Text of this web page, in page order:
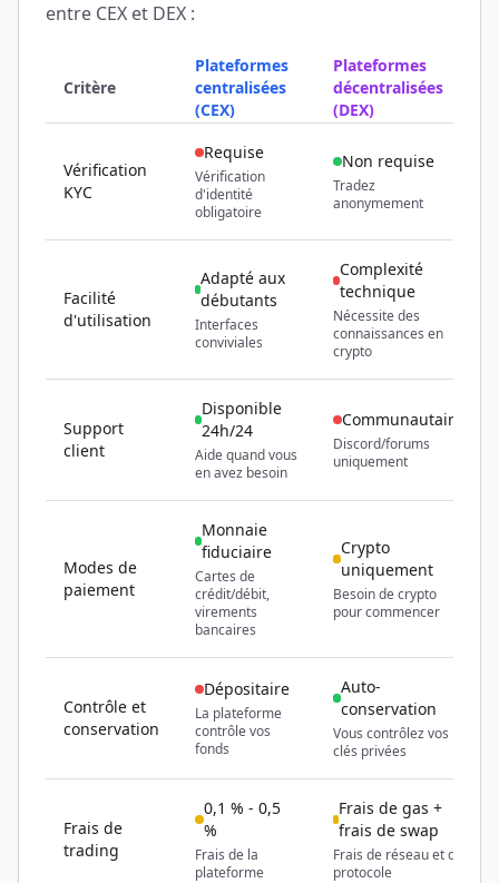
entre CEX et DEX :
Critère
Plateformes
centralisées
(CEX)
Plateformes
décentralisées
(DEX)
Vérification
KYC
Requise
Vérification
d'identité
obligatoire
Non requise
Tradez
anonymement
Facilité
d'utilisation
Adapté aux
débutants
Interfaces
conviviales
Complexité
technique
Nécessite des
connaissances en
crypto
Support
client
Disponible
24h/24
Aide quand vous
en avez besoin
Communautaire
Discord/forums
uniquement
Modes de
paiement
Monnaie
fiduciaire
Cartes de
crédit/débit,
virements
bancaires
Crypto
uniquement
Besoin de crypto
pour commencer
Contrôle et
conservation
Dépositaire
La plateforme
contrôle vos
fonds
Auto-
conservation
Vous contrôlez vos
clés privées
Frais de
trading
0,1 % - 0,5
%
Frais de la
plateforme
Frais de gas +
frais de swap
Frais de réseau et de
protocole